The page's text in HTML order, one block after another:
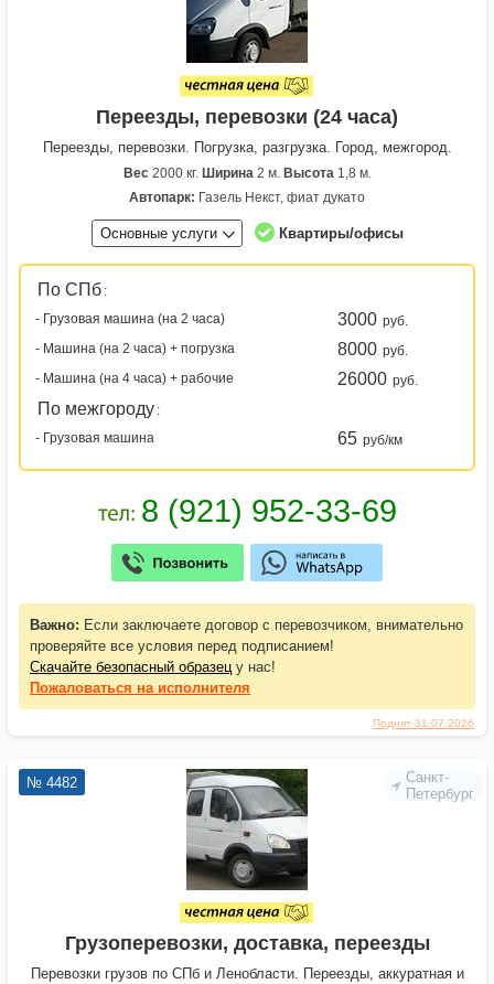
Поднят 31.07.2026
Переезды, перевозки (24 часа)
Переезды, перевозки. Погрузка, разгрузка. Город, межгород.
Вес2000 кг. Ширина 2 м. Высота 1,8 м.
Автопарк: Газель Некст, фиат дукато
Основные услуги Квартиры/офисы
По СПб :
- Грузовая машина (на 2 часа)
3000 руб.
- Машина (на 2 часа) + погрузка
8000 руб.
- Машина (на 4 часа) + рабочие
26000 руб.
По межгороду :
- Грузовая машина
65 руб/км
Важно: Если заключаете договор с перевозчиком, внимательно
проверяйте все условия перед подписанием!
Скачайте безопасный образец у нас!
Пожаловаться на исполнителя
Санкт-
Петербург
№ 4482
Грузоперевозки, доставка, переезды
Перевозки грузов по СПб и Ленобласти. Переезды, аккуратная и